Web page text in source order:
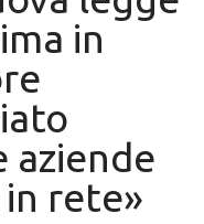
in
aziende
rete»